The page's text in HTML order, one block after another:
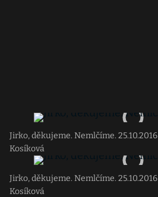
Jirko, děkujeme. Nemlčíme. 25.10.2016
Kosíková
Jirko, děkujeme. Nemlčíme. 25.10.2016
Kosíková